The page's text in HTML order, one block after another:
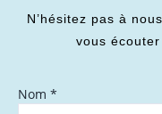
N’hésitez pas à
vous
Nom *